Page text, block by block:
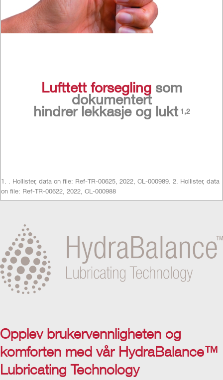
Lufttett forsegling som
dokumentert
hindrer lekkasje og lukt1,2
1. . Hollister, data on file: Ref-TR-00625, 2022, CL-000989. 2. Hollister, data
on file: Ref-TR-00622, 2022, CL-000988
Opplev brukervennligheten og
komforten med vår HydraBalance™
Lubricating Technology